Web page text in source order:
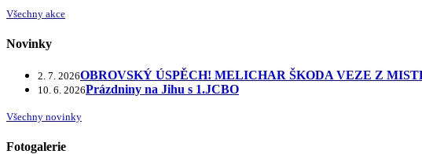
Všechny akce
Novinky
2. 7. 2026OBROVSKÝ ÚSPĚCH! MELICHAR ŠKODA VEZE Z
10. 6. 2026Prázdniny na Jihu s 1.JCBO
Všechny novinky
Fotogalerie